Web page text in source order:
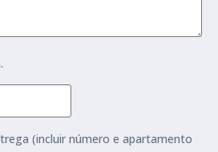
(incluir número e apartamento